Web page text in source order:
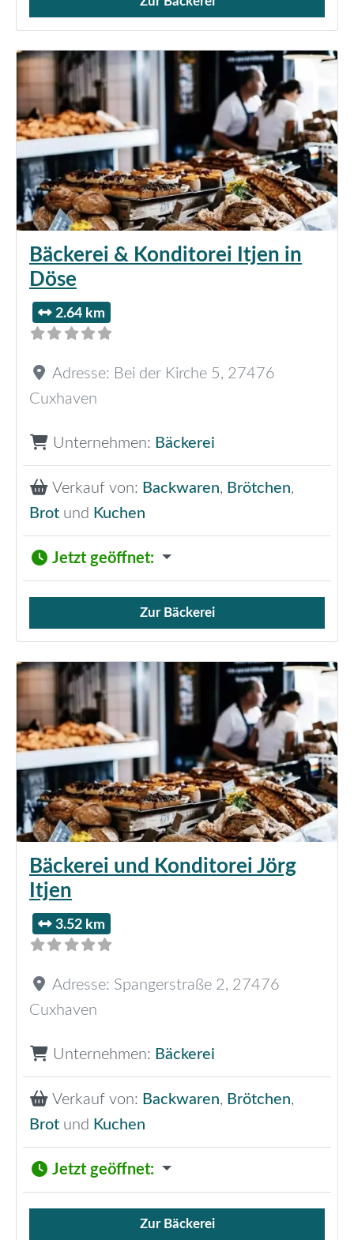
Verkauf von Brötchen,
Bäckerei & Konditorei Itjen in
Döse
2.64 km
Adresse: Bei der Kirche 5, 27476
Cuxhaven
Unternehmen: Bäckerei
Verkauf von: Backwaren, Brötchen,
Brot und Kuchen
Jetzt geöffnet:
Verkauf von Brötchen,
Zur Bäckerei
Bäckerei und Konditorei Jörg
Itjen
3.52 km
Adresse: Spangerstraße 2, 27476
Cuxhaven
Unternehmen: Bäckerei
Verkauf von: Backwaren, Brötchen,
Brot und Kuchen
Jetzt geöffnet:
Verkauf von Brötchen,
Zur Bäckerei